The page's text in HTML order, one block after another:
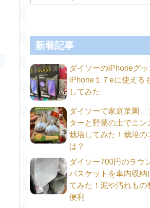
新着記事
ダイソーのiPhoneグ
iPhone１７eに使える
してみた
ダイソーで家庭菜園
ターと野菜の土でニン
栽培してみた！栽培の
は？
ダイソー700円のラウ
バスケットを車内収納
てみた！泥や汚れもの
便利